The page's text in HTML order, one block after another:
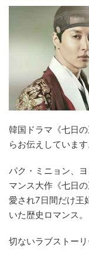
韓国ドラマ《七日
らお伝えしています
パク・ミニョン、
マンス大作《七日
愛され7日間だけ王
いた歴史ロマンス。
切ないラブストー